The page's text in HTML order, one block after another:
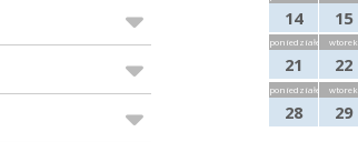
14 15
poniedziałek
21
wtorek
22
poniedziałek
28
wtorek
29